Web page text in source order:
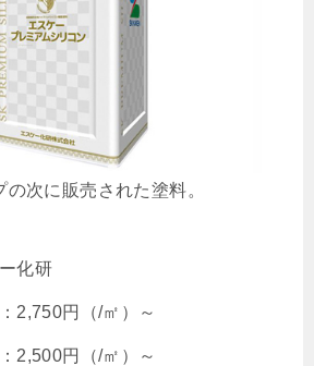
次に販売された塗料。
化研
2,750円（/㎡）～
2,500円（/㎡）～